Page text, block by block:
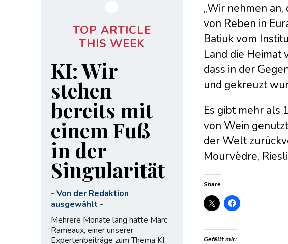
„Wir nehmen
von Reben in
Batiuk vom
Land die Heimat
dass in der
und gekreuzt
Es gibt mehr als
von Wein
der Welt
Mourvèdre,
Share
Gefällt mir:
TOP ARTICLE
THIS WEEK
KI: Wir
stehen
bereits mit
einem Fuß
in der
Singularität
- Von der Redaktion
ausgewählt -
Mehrere Monate lang hatte Marc
Rameaux, einer unserer
Expertenbeiträge zum Thema KI,